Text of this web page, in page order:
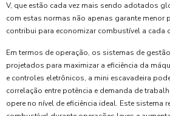
V, que estão cada vez mais sendo adotados
com estas normas não apenas garante menor
contribui para economizar combustível a cada
Em termos de operação, os sistemas de
projetados para maximizar a eficiência da
e controles eletrônicos, a mini escavadeira
correlação entre potência e demanda de
opere no nível de eficiência ideal. Este sistema